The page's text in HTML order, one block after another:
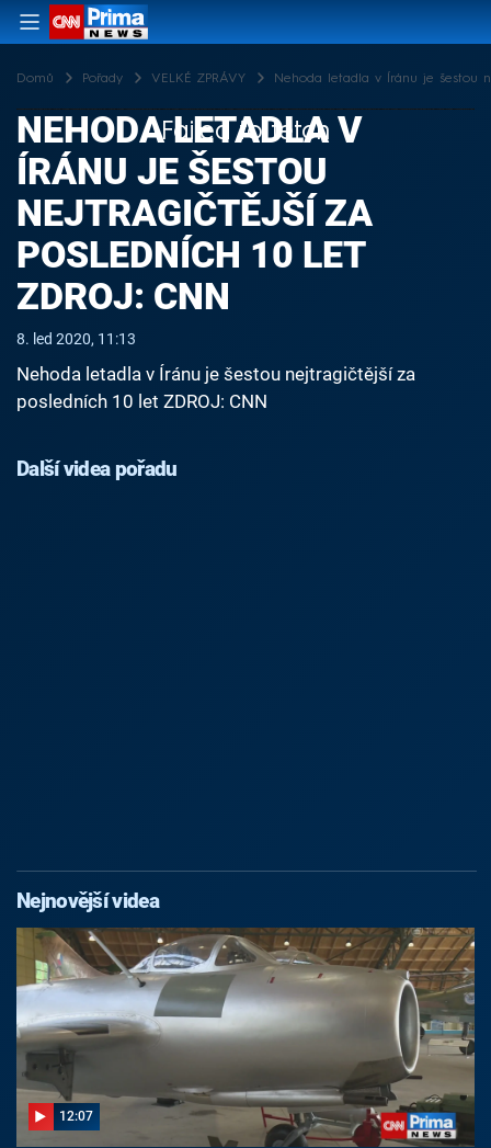
Domů Pořady VELKÉ ZPRÁVY Nehoda letadla v Íránu je šestou
Failed to fetch
NEHODA LETADLA V
ÍRÁNU JE ŠESTOU
NEJTRAGIČTĚJŠÍ ZA
POSLEDNÍCH 10 LET
ZDROJ: CNN
8. led 2020, 11:13
Nehoda letadla v Íránu je šestou nejtragičtější za
posledních 10 let ZDROJ: CNN
Další videa pořadu
Nejnovější videa
12:07